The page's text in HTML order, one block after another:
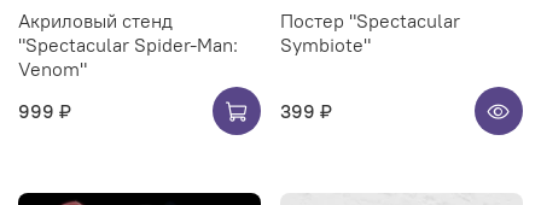
Акриловый стенд
"Spectacular Spider-Man:
Venom"
999 ₽
Постер "Spectacular
Symbiote"
399 ₽